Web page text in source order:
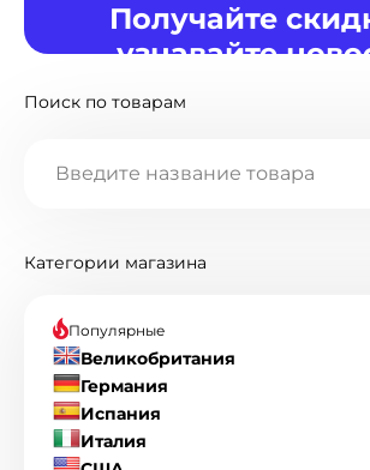
Получайте
узнавайте
Наш Telegram канал
магазина, а так же в нем мы
промокоды.
Поиск по товарам
Категории магазина
Популярные
Великобритания
Германия
Испания
Италия